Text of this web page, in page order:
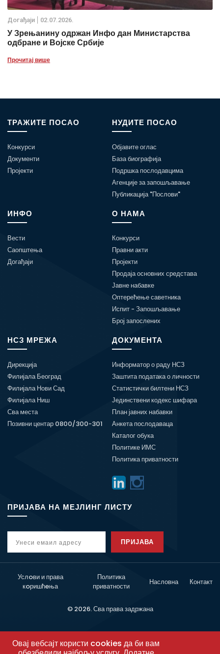
Дoгађаjи 02.07.2026.
У Зрењанину одржан Инфо дан Министарства
одбране и Војске Србије
Прочитај више
ТРАЖИТЕ ПОСАО
Конкурси
Документи
Пројекти
НУДИТЕ ПОСАО
Објавите оглас
База биографија
Подршка послодавцима
Агенције за запошљавање
Публикација "Послови"
ИНФО
Вести
Саопштења
Догађаји
О НАМА
Конкурси
Правни акти
Пројекти
Продаја основних средстава
Јавне набавке
Оптерећење саветника
Испит - Запошљавање
Број запослених
НСЗ МРЕЖА
Дирекција
Филијала Београд
Филијала Нови Сад
Филијала Ниш
Сва места
Позивни центар 0800/300-301
ДОКУМЕНТА
Информатор о раду НСЗ
Заштита података о личности
Статистички билтени НСЗ
Јединствени кодекс шифара
План јавних набавки
Анкета послодаваца
Каталог обука
Политике ИМС
Политика приватности
ПРИЈАВА НА МЕЈЛИНГ ЛИСТУ
ПРИЈАВА
Услoви и права
кoришћeња
Политика
приватности
Насловна Контакт
© 2026. Сва права задржана
Овај вебсајт користи cookies да би вам